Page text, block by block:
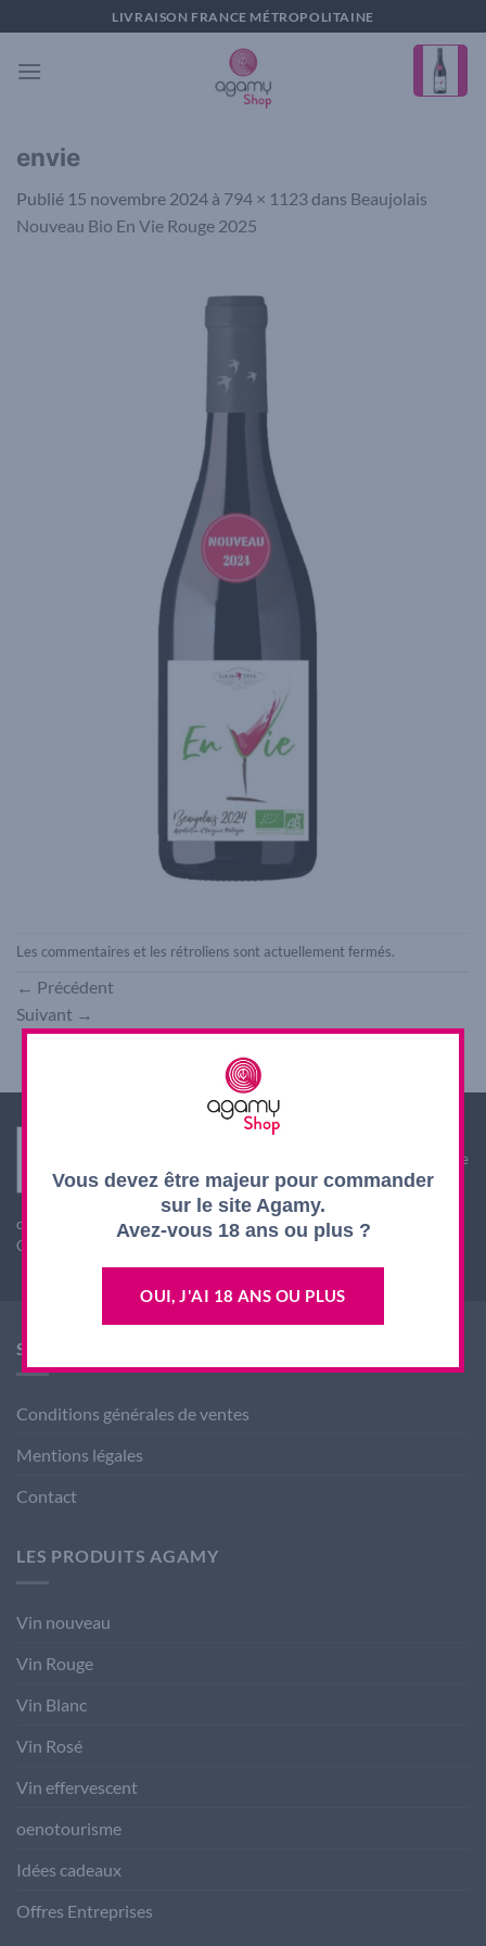
au
contenu
LIVRAISON FRANCE MÉTROPOLITAINE
envie
Publié 15 novembre 2024 à 794 × 1123 dans Beaujolais
Nouveau Bio En Vie Rouge 2025
Les commentaires et les rétroliens sont actuellement fermés.
← Précédent
Suivant →
Interdiction de vente de boissons alcooliques aux
mineurs de moins de 18 ans. La preuve de majorité de
l'acheteur est exigée au moment de la vente en ligne.
L'abus d'alcool est dangereux pour la santé, à
consommer avec modération
CODE DE LA SANTE PUBLIQUE, ART. L. 3342-1 et L. 3353-3
SHOP AGAMY
Conditions générales de ventes
Mentions légales
Contact
LES PRODUITS AGAMY
Vin nouveau
Vin Rouge
Vin Blanc
Vin Rosé
Vin effervescent
oenotourisme
Idées cadeaux
Offres Entreprises
Vous devez être majeur pour commander
sur le site Agamy.
Avez-vous 18 ans ou plus ?
OUI, J'AI 18 ANS OU PLUS